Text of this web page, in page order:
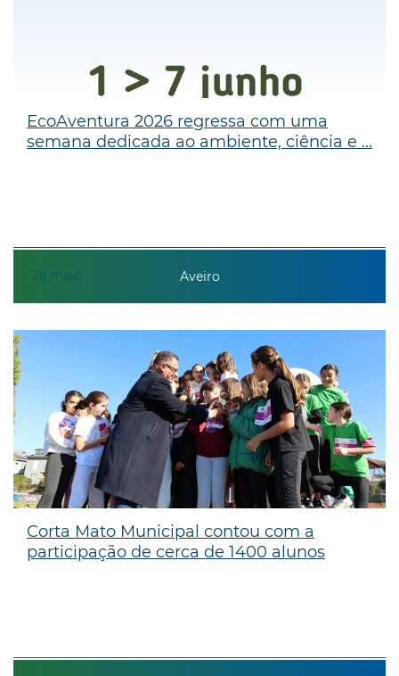
28 maio
EcoAventura 2026 regressa com uma
semana dedicada ao ambiente, ciência e ...
Aveiro
Corta Mato Municipal contou com a
participação de cerca de 1400 alunos